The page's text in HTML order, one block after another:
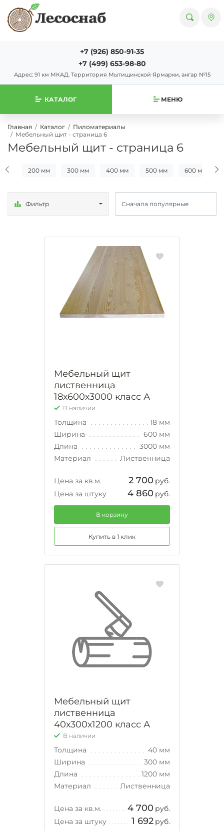
+7 (926) 850-91-35
+7 (499) 653-98-80
Адрес: 91 км МКАД. Территория Мытищинской Ярмарки, ангар №15
КАТАЛОГ МЕНЮ
Главная Каталог
Пиломатериалы
Мебельный щит - страница 6
Мебельный щит - страница 6
200 мм 300 мм 400 мм 500 мм 600 мм
Фильтр
Мебельный щит
лиственница
18х600х3000 класс А
В наличии
Толщина
18 мм
Ширина
600 мм
Длина
3000 мм
Материал
Лиственница
Цена за кв.м. 2 700 руб.
Цена за штуку
4 860 руб.
В корзину
Купить в 1 клик
Мебельный щит
лиственница
40х300х1200 класс А
В наличии
Толщина
40 мм
Ширина
300 мм
Длина
1200 мм
Материал
Лиственница
Цена за кв.м. 4 700 руб.
Цена за штуку
1 692 руб.